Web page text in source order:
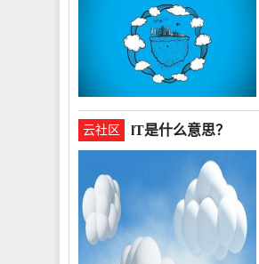
云社区 lT是什么意思？